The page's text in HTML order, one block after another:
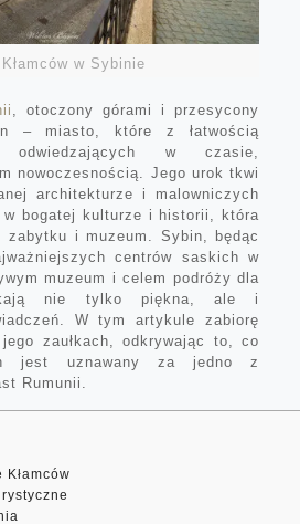
w Sybinie
, otoczony górami i przesycony
– miasto, które z łatwością
odwiedzających w czasie,
nowoczesnością. Jego urok tkwi
architekturze i malowniczych
bogatej kulturze i historii, która
zabytku i muzeum. Sybin, będąc
centrów saskich w
muzeum i celem podróży dla
nie tylko piękna, ale i
W tym artykule zabiorę
zaułkach, odkrywając to, co
jest uznawany za jedno z
Rumunii.